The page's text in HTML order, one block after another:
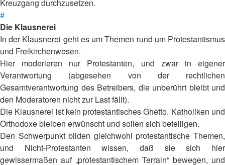
Kreuzgang durchzusetzen.
#
Die Klausnerei
In der Klausnerei geht es um Themen rund um Protestantismus
und Freikirchenwesen.
Hier moderieren nur Protestanten, und zwar in eigener
Verantwortung (abgesehen von der rechtlichen
Gesamtverantwortung des Betreibers, die unberührt bleibt und
den Moderatoren nicht zur Last fällt).
Die Klausnerei ist kein protestantisches Ghetto. Katholiken und
Orthodoxe bleiben erwünscht und sollen sich beteiligen.
Den Schwerpunkt bilden gleichwohl protestantische Themen,
und Nicht-Protestanten wissen, daß sie sich hier
gewissermaßen auf „protestantischem Terrain“ bewegen, und